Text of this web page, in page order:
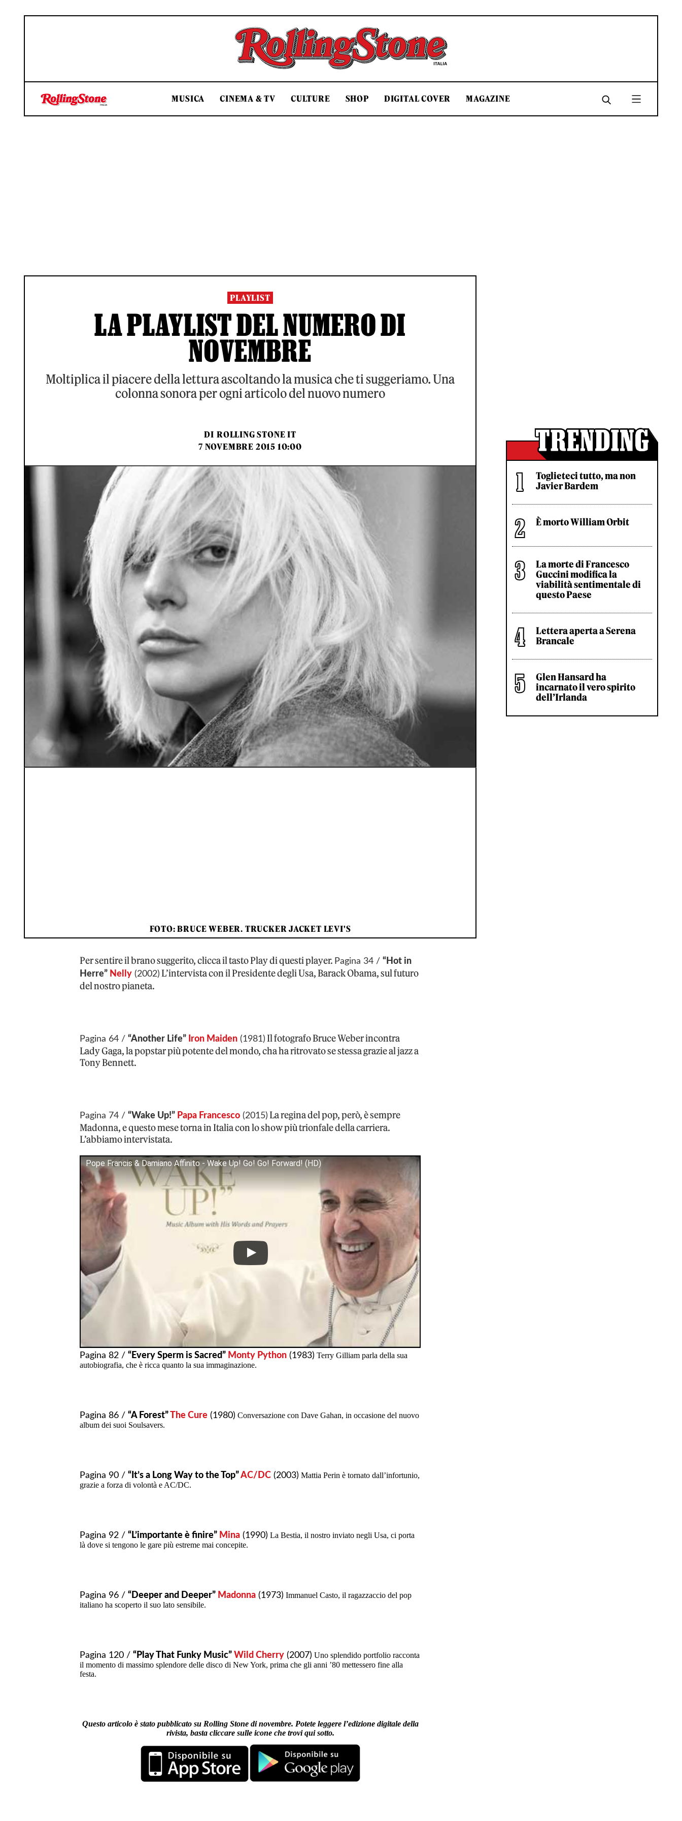
Rolling Stone Italia
MUSICA CINEMA & TV CULTURE SHOP DIGITAL COVER MAGAZINE
PLAYLIST
LA PLAYLIST DEL NUMERO DI
NOVEMBRE
Moltiplica il piacere della lettura ascoltando la musica che ti suggeriamo. Una
colonna sonora per ogni articolo del nuovo numero
DI ROLLING STONE IT
7 NOVEMBRE 2015 10:00
FOTO: BRUCE WEBER. TRUCKER JACKET LEVI'S
Per sentire il brano suggerito, clicca il tasto Play di questi player. Pagina 34 /“Hot in
Herre” Nelly (2002) L’intervista con il Presidente degli Usa, Barack Obama, sul futuro
del nostro pianeta.
Pagina 64 /“Another Life” Iron Maiden (1981) Il fotografo Bruce Weber incontra
Lady Gaga, la popstar più potente del mondo, cha ha ritrovato se stessa grazie al jazz a
Tony Bennett.
Pagina 74 /“Wake Up!” Papa Francesco (2015) La regina del pop, però, è sempre
Madonna, e questo mese torna in Italia con lo show più trionfale della carriera.
L’abbiamo intervistata.
Pope Francis & Damiano Affinito - Wake Up! Go! Go! Forward! (HD)
Pagina 82 /“Every Sperm is Sacred” Monty Python (1983) Terry Gilliam parla della sua
autobiografia, che è ricca quanto la sua immaginazione.
Pagina 86 /“A Forest” The Cure (1980) Conversazione con Dave Gahan, in occasione del nuovo
album dei suoi Soulsavers.
Pagina 90 /“It’s a Long Way to the Top”AC/DC (2003) Mattia Perin è tornato dall’infortunio,
grazie a forza di volontà e AC/DC.
Pagina 92 /“L’importante è finire” Mina (1990) La Bestia, il nostro inviato negli Usa, ci porta
là dove si tengono le gare più estreme mai concepite.
Pagina 96 /“Deeper and Deeper” Madonna (1973) Immanuel Casto, il ragazzaccio del pop
italiano ha scoperto il suo lato sensibile.
Pagina 120 /“Play That Funky Music” Wild Cherry (2007) Uno splendido portfolio racconta
il momento di massimo splendore delle disco di New York, prima che gli anni ’80 mettessero fine alla
festa.
Questo articolo è stato pubblicato su Rolling Stone di novembre. Potete leggere l’edizione digitale della
rivista, basta cliccare sulle icone che trovi qui sotto.
Toglieteci tutto, ma non
Javier Bardem
È morto William Orbit
La morte di Francesco
Guccini modifica la
viabilità sentimentale di
questo Paese
Lettera aperta a Serena
Brancale
Glen Hansard ha
incarnato il vero spirito
dell’Irlanda